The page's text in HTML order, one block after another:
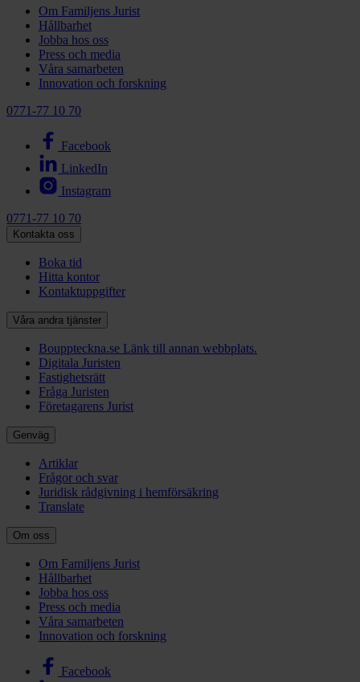
Om Familjens Jurist
Hållbarhet
Jobba hos oss
Press och media
Våra samarbeten
Innovation och forskning
0771-77 10 70
Facebook
LinkedIn
Instagram
0771-77 10 70
Kontakta oss
Boka tid
Hitta kontor
Kontaktuppgifter
Våra andra tjänster
Bouppteckna.se Länk till annan webbplats.
Digitala Juristen
Fastighetsrätt
Fråga Juristen
Företagarens Jurist
Genväg
Artiklar
Frågor och svar
Juridisk rådgivning i hemförsäkring
Translate
Om oss
Om Familjens Jurist
Hållbarhet
Jobba hos oss
Press och media
Våra samarbeten
Innovation och forskning
Facebook